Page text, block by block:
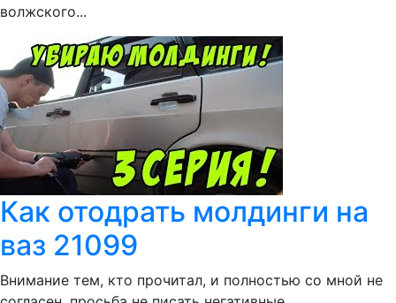
волжского...
Как отодрать молдинги на
ваз 21099
Внимание тем, кто прочитал, и полностью со мной не